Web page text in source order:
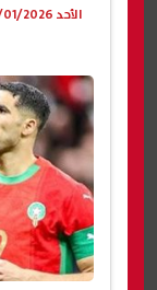
الأحد 18/01/2026 09:58 م